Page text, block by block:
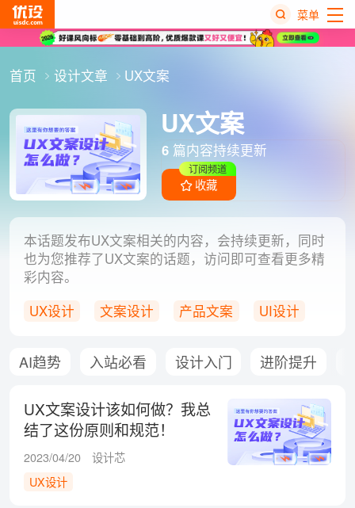
菜单
首页 设计文章 UX文案
UX文案
6 篇内容持续更新
收藏
订阅频道
本话题发布UX文案相关的内容，会持续更新，同时
也为您推荐了UX文案的话题，访问即可查看更多精
彩内容。
UX设计
文案设计 产品文案
UI设计
AI趋势 入站必看 设计入门 进阶提升
UX文案设计该如何做？我总
结了这份原则和规范！
2023/04/20
设计芯
UX设计